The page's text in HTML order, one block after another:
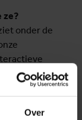
Over
ze?
onder de
hoe